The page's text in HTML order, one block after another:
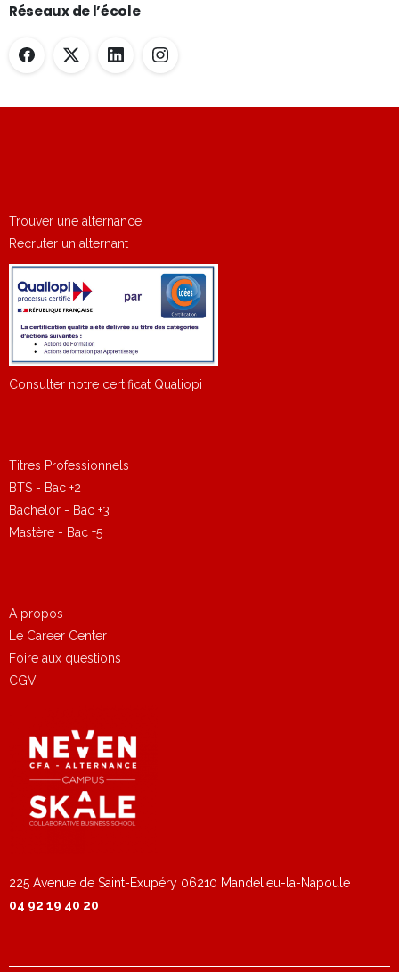
Réseaux de l’école
Trouver une alternance
Recruter un alternant
Consulter notre certificat Qualiopi
Titres Professionnels
BTS - Bac +2
Bachelor - Bac +3
Mastère - Bac +5
A propos
Le Career Center
Foire aux questions
CGV